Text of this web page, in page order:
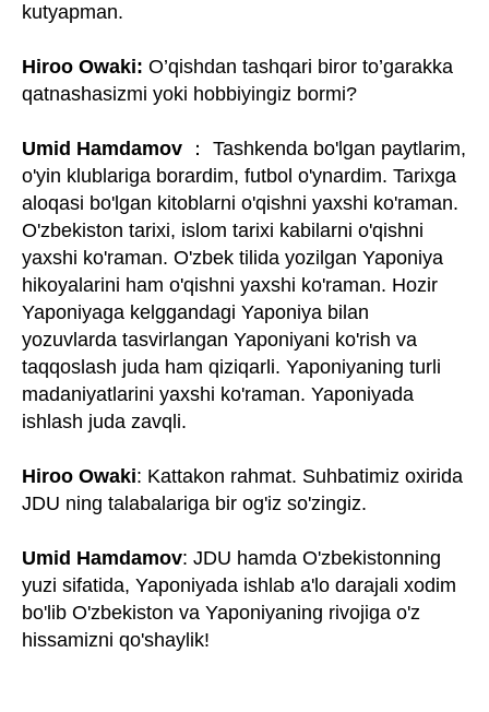
kutyapman.
Hiroo Owaki: O’qishdan tashqari biror to’garakka
qatnashasizmi yoki hobbiyingiz bormi?
Umid Hamdamov ： Tashkenda bo'lgan paytlarim,
o'yin klublariga borardim, futbol o'ynardim. Tarixga
aloqasi bo'lgan kitoblarni o'qishni yaxshi ko'raman.
O'zbekiston tarixi, islom tarixi kabilarni o'qishni
yaxshi ko'raman. O'zbek tilida yozilgan Yaponiya
hikoyalarini ham o'qishni yaxshi ko'raman. Hozir
Yaponiyaga kelggandagi Yaponiya bilan
yozuvlarda tasvirlangan Yaponiyani ko'rish va
taqqoslash juda ham qiziqarli. Yaponiyaning turli
madaniyatlarini yaxshi ko'raman. Yaponiyada
ishlash juda zavqli.
Hiroo Owaki: Kattakon rahmat. Suhbatimiz oxirida
JDU ning talabalariga bir og'iz so'zingiz.
Umid Hamdamov: JDU hamda O'zbekistonning
yuzi sifatida, Yaponiyada ishlab a'lo darajali xodim
bo'lib O'zbekiston va Yaponiyaning rivojiga o'z
hissamizni qo'shaylik!